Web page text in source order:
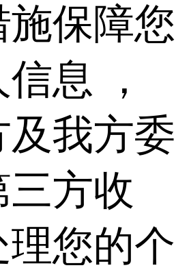
保障您
息 ，
及我方委
方收
您的个